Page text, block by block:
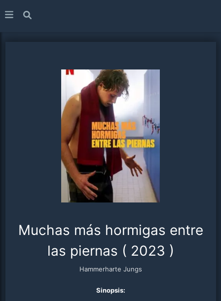
Muchas más hormigas entre
las piernas ( 2023 )
Hammerharte Jungs
Sinopsis: